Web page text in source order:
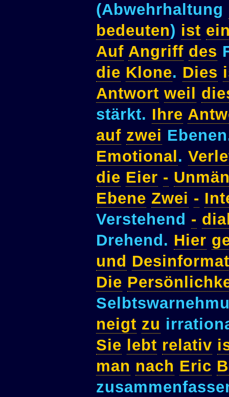
(Abwehrhaltung
bedeuten) ist
Auf Angriff des
die Klone. Dies
Antwort weil
stärkt. Ihre
auf zwei
Emotional .
die Eier -
Ebene Zwei -
Verstehend -
Drehend. Hier
und
Die
neigt zu
Sie
lebt relativ
man nach Eric